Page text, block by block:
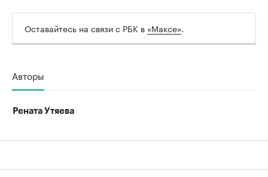
Оставайтесь на связи с РБК в «Максе».
Авторы
Рената Утяева